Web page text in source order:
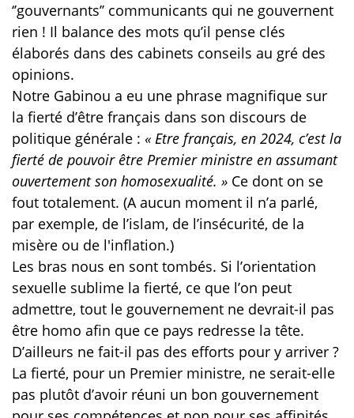
‘’gouvernants’’ communicants qui ne gouvernent
rien ! Il balance des mots qu’il pense clés
élaborés dans des cabinets conseils au gré des
opinions.
Notre Gabinou a eu une phrase magnifique sur
la fierté d’être français dans son discours de
politique générale : « Etre français, en 2024, c’est la
fierté de pouvoir être Premier ministre en assumant
ouvertement son homosexualité. » Ce dont on se
fout totalement. (A aucun moment il n’a parlé,
par exemple, de l’islam, de l’insécurité, de la
misère ou de l'inflation.)
Les bras nous en sont tombés. Si l’orientation
sexuelle sublime la fierté, ce que l’on peut
admettre, tout le gouvernement ne devrait-il pas
être homo afin que ce pays redresse la tête.
D’ailleurs ne fait-il pas des efforts pour y arriver ?
La fierté, pour un Premier ministre, ne serait-elle
pas plutôt d’avoir réuni un bon gouvernement